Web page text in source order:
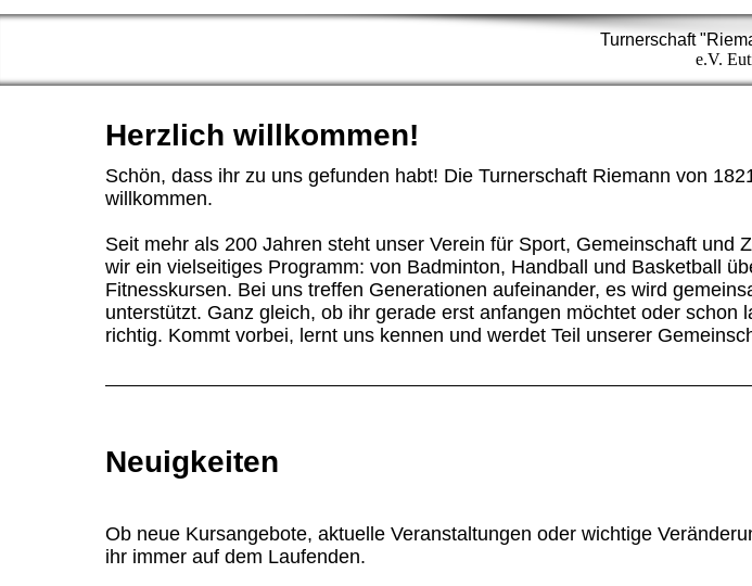
Turnerschaft
e.V.
Herzlich willkommen!
Schön, dass ihr zu uns gefunden habt! Die Turnerschaft Riemann von
willkommen.
Seit mehr als 200 Jahren steht unser Verein für Sport, Gemeinschaft und
wir ein vielseitiges Programm: von Badminton, Handball und Basketball
Fitnesskursen. Bei uns treffen Generationen aufeinander, es wird
unterstützt. Ganz gleich, ob ihr gerade erst anfangen möchtet oder schon
richtig. Kommt vorbei, lernt uns kennen und werdet Teil unserer
Neuigkeiten
Ob neue Kursangebote, aktuelle Veranstaltungen oder wichtige
ihr immer auf dem Laufenden.